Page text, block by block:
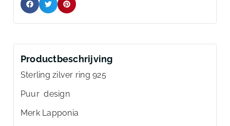
Productbeschrijving
Sterling zilver ring 925
Puur design
Merk Lapponia